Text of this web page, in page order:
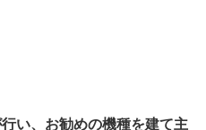
い、お勧めの機種を建て主